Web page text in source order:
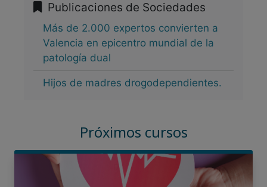
Publicaciones de Sociedades
Más de 2.000 expertos convierten a
Valencia en epicentro mundial de la
patología dual
Hijos de madres drogodependientes.
Próximos cursos